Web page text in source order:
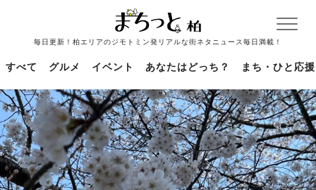
毎日更新！柏エリアのジモトミン発リアルな街ネタニュース毎日満載！
すべて グルメ イベント あなたはどっち？ まち・ひと応援